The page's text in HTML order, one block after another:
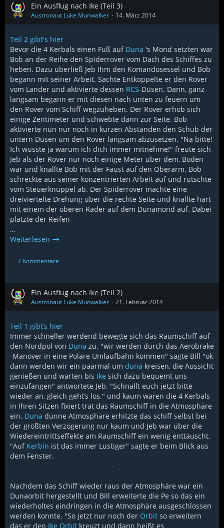
Ein Ausflug nach Ike (Teil 3)
Austronaut Luke Munwalker 14. März 2014
Teil 2 gibt's hier
Bevor die 4 Kerbals einen Fuß auf Duna 's Mond setzten war
Bob an der Reihe den Spiderrover vom Dach des Schiffes zu
heben. Dazu überließ Jeb Ihm den Komandosessel und Bob
begann mit seiner Arbeit. Sachte Entkoppelte er den Rover
vom Lander und aktivierte dessen RCS-Düsen. Dann, ganz
langsam begann er mit diesen nach unten zu feuern um
den Rover vom Schiff wegzuheben. Der Rover erhob sich
einige Zentimeter und schwebte dann zur Seite. Bob
aktivierte nun nur noch in kurzen Abständen den Schub der
untern Düsen um den Rover langsam abzusetzen. "Na bitte!
Ich wusste ja warum ich dich immer mitnehme!" freute sich
Jeb als der Rover nur noch einige Meter über dem, Boden
war und knallte Bob mit der Faust auf den Oberarm. Bob
schreckte aus seiner konzentrierten Arbeit auf und rutschte
vom Steuerknüppel ab. Der Spiderrover machte eine
dreiviertelte Drehung über die rechte Seite und knallte hart
mit einem der oberen Räder auf dem Dunamond auf. Dabei
platzte der Reifen
…
Weiterlesen
2 Kommentare
Ein Ausflug nach Ike (Teil 2)
Austronaut Luke Munwalker 21. Februar 2014
Teil 1 gibt’s hier
Immer schneller werdend bewegte sich das Raumschiff auf
den Nordpol von Duna zu. "wir werden durch das Aerobrake
-Manöver in eine Polare Umlaufbahn kommen" sagte Bill "ok
dann werden wir ein paarmal um duna kreisen, die Aussicht
genießen und warten bis Ike sich dazu bequemt uns
einzufangen" antwortete Jeb. "Schnallt euch jetzt bitte
wieder an, gleich geht’s los." und kaum waren die 4 Kerbals
in Ihren Sitzen fixiert trat das Raumschiff in die Atmosphäre
ein. Duna dünne Atmosphäre erhitzte das schiff selbst bei
der größten Verzögerung nur kaum und Jeb war über die
Wiedereintrittseffekte am Raumschiff ein wenig enttäuscht.
"Auf Kerbin ist das immer Lustiger" sagte er beim Blick aus
dem Fenster.
Nachdem das Schiff wieder raus der Atmosphäre war ein
Dunaorbit hergestellt und Bill erweiterte die Pe so das ein
wiederholtes eindringen in die Atmosphäre ausgeschlossen
werden konnte. "So jetzt nur noch der Orbit so erweitern
das er den Ike Orbit kreuzt und dann heißt es